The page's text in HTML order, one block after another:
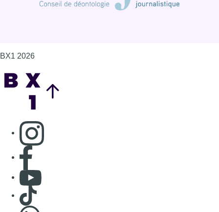
BX1 2026
Consulter page Instagram
Consulter page Facebook
Consulter Youtube
Consulter TikTok